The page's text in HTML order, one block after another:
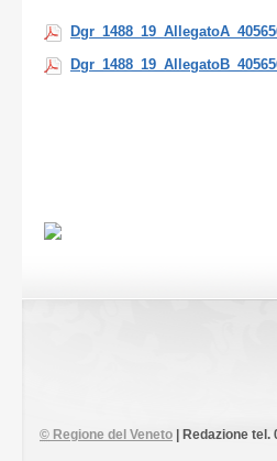
© Regione del Veneto
| Redazione